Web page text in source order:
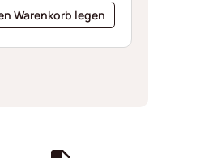
Warenkorb legen